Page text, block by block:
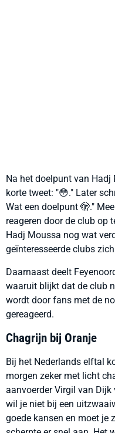
Na het doelpunt van Hadj
korte tweet: "😳." Later
Wat een doelpunt 🫣."
reageren door de club op
Hadj Moussa nog wat
geïnteresseerde clubs
Daarnaast deelt
waaruit blijkt dat de club
wordt door fans met de
gereageerd.
Chagrijn bij Oranje
Bij het Nederlands elftal
morgen zeker met licht
aanvoerder Virgil van Dijk
wil je niet bij een
goede kansen en moet je